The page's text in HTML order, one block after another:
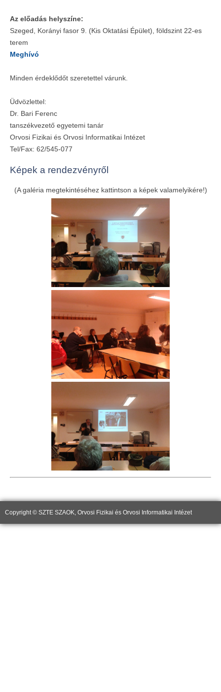
Az előadás helyszíne:
Szeged, Korányi fasor 9. (Kis Oktatási Épület), földszint 22-es
terem
Meghívó
Minden érdeklődőt szeretettel várunk.
Üdvözlettel:
Dr. Bari Ferenc
tanszékvezető egyetemi tanár
Orvosi Fizikai és Orvosi Informatikai Intézet
Tel/Fax: 62/545-077
Képek a rendezvényről
(A galéria megtekintéséhez kattintson a képek valamelyikére!)
Copyright © SZTE SZAOK, Orvosi Fizikai és Orvosi Informatikai Intézet